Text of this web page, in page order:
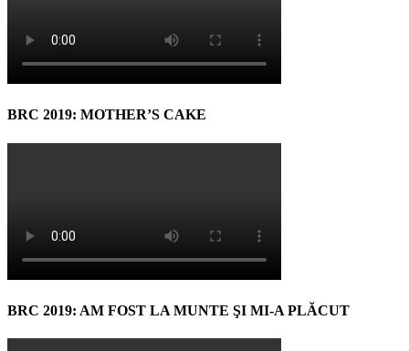
BRC 2019: MOTHER’S CAKE
BRC 2019: AM FOST LA MUNTE ŞI MI-A PLĂCUT